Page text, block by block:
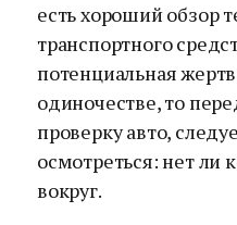
есть хороший обзор
транспортного
потенциальная
одиночестве, то
проверку авто,
осмотреться: нет ли
вокруг.